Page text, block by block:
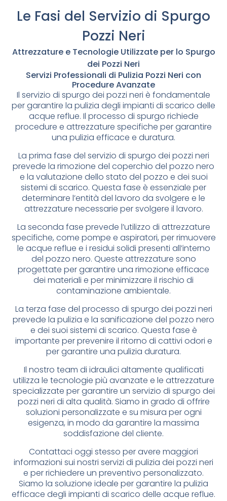
Le Fasi del Servizio di Spurgo
Pozzi Neri
Attrezzature e Tecnologie Utilizzate per lo Spurgo
dei Pozzi Neri
Servizi Professionali di Pulizia Pozzi Neri con
Procedure Avanzate
Il servizio di spurgo dei pozzi neri è fondamentale
per garantire la pulizia degli impianti di scarico delle
acque reflue. Il processo di spurgo richiede
procedure e attrezzature specifiche per garantire
una pulizia efficace e duratura.
La prima fase del servizio di spurgo dei pozzi neri
prevede la rimozione del coperchio del pozzo nero
e la valutazione dello stato del pozzo e dei suoi
sistemi di scarico. Questa fase è essenziale per
determinare l’entità del lavoro da svolgere e le
attrezzature necessarie per svolgere il lavoro.
La seconda fase prevede l’utilizzo di attrezzature
specifiche, come pompe e aspiratori, per rimuovere
le acque reflue e i residui solidi presenti all’interno
del pozzo nero. Queste attrezzature sono
progettate per garantire una rimozione efficace
dei materiali e per minimizzare il rischio di
contaminazione ambientale.
La terza fase del processo di spurgo dei pozzi neri
prevede la pulizia e la sanificazione del pozzo nero
e dei suoi sistemi di scarico. Questa fase è
importante per prevenire il ritorno di cattivi odori e
per garantire una pulizia duratura.
Il nostro team di idraulici altamente qualificati
utilizza le tecnologie più avanzate e le attrezzature
specializzate per garantire un servizio di spurgo dei
pozzi neri di alta qualità. Siamo in grado di offrire
soluzioni personalizzate e su misura per ogni
esigenza, in modo da garantire la massima
soddisfazione del cliente.
Contattaci oggi stesso per avere maggiori
informazioni sui nostri servizi di pulizia dei pozzi neri
e per richiedere un preventivo personalizzato.
Siamo la soluzione ideale per garantire la pulizia
efficace degli impianti di scarico delle acque reflue.